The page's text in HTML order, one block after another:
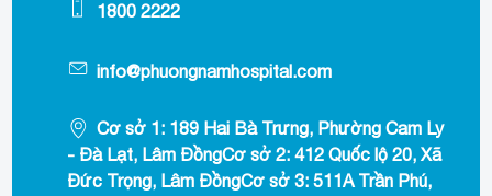
1800 2222
info@phuongnamhospital.com
Cơ sở 1: 189 Hai Bà Trưng, Phường Cam Ly
- Đà Lạt, Lâm ĐồngCơ sở 2: 412 Quốc lộ 20, Xã
Đức Trọng, Lâm ĐồngCơ sở 3: 511A Trần Phú,